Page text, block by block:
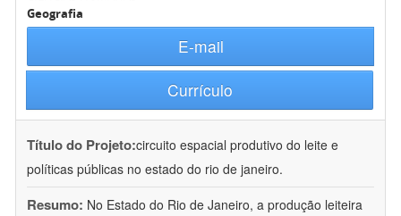
Geografia
E-mail
Currículo
Título do Projeto:circuito espacial produtivo do leite e
políticas públicas no estado do rio de janeiro.
Resumo: No Estado do Rio de Janeiro, a produção leiteira